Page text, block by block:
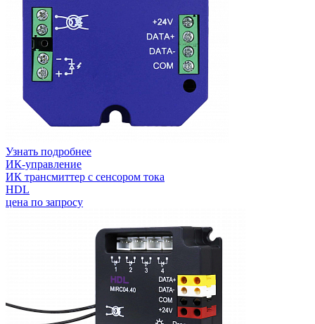
Узнать подробнее
ИК-управление
ИК трансмиттер с сенсором тока
HDL
цена по запросу